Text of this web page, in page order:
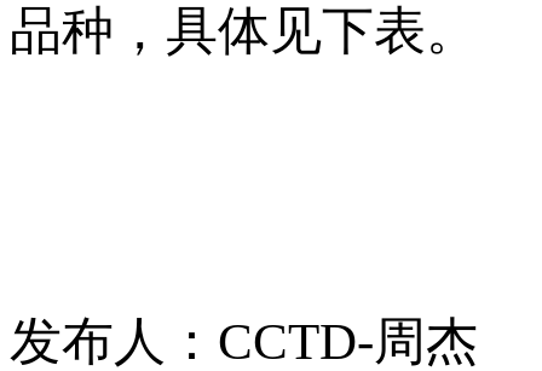
品种，具体见下表。
发布人：CCTD-周杰